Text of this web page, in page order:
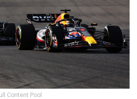
Content Pool